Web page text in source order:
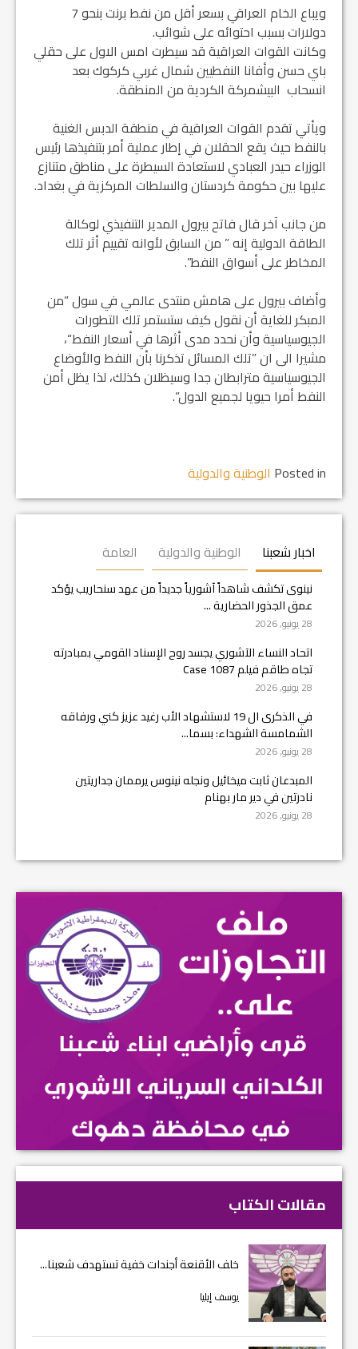
ويباع الخام العراقي بسعر أقل من نفط برنت بنحو 7
دولارات بسبب احتوائه على شوائب.
وكانت القوات العراقية قد سيطرت امس الاول على حقلي
باي حسن وأفانا النفطيين شمال غربي كركوك بعد
انسحاب البيشمركة الكردية من المنطقة.
ويأتي تقدم القوات العراقية في منطقة الدبس الغنية
بالنفط حيث يقع الحقلان في إطار عملية أمر بتنفيذها رئيس
الوزراء حيدر العبادي لاستعادة السيطرة على مناطق متنازع
عليها بين حكومة كردستان والسلطات المركزية في بغداد.
من جانب آخر قال فاتح بيرول المدير التنفيذي لوكالة
الطاقة الدولية إنه ” من السابق لأوانه تقييم أثر تلك
المخاطر على أسواق النفط”.
وأضاف بيرول على هامش منتدى عالمي في سول ”من
المبكر للغاية أن نقول كيف ستستمر تلك التطورات
الجيوسياسية وأن نحدد مدى أثرها في أسعار النفط“،
مشيرا الى ان ”تلك المسائل تذكرنا بأن النفط والأوضاع
الجيوسياسية مترابطان جدا وسيظلان كذلك، لذا يظل أمن
النفط أمرا حيويا لجميع الدول“.
Posted in الوطنية والدولية
اخبار شعبنا الوطنية والدولية العامة
نينوى تكشف شاهداً آشورياً جديداً من عهد سنحاريب يؤكد
عمق الجذور الحضارية ...
28 يونيو, 2026
اتحاد النساء الآشوري يجسد روح الإسناد القومي بمبادرته
تجاه طاقم فيلم Case 1087
28 يونيو, 2026
في الذكرى ال 19 لاستشهاد الأب رغيد عزيز كني ورفاقه
الشمامسة الشهداء: بسما...
28 يونيو, 2026
المبدعان ثابت ميخائيل ونجله نينوس يرممان جداريتين
نادرتين في دير مار بهنام
28 يونيو, 2026
مقالات الكتاب
خلف الأقنعة أجندات خفية تستهدف شعبنا...
يوسف إيليا